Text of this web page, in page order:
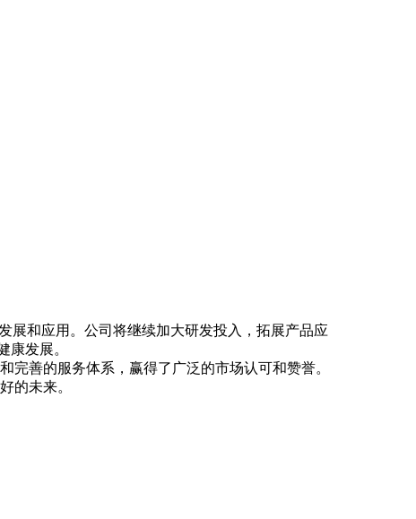
和应用。公司将继续加大研发投入，拓展产品应
康发展。
完善的服务体系，赢得了广泛的市场认可和赞誉。
的未来。